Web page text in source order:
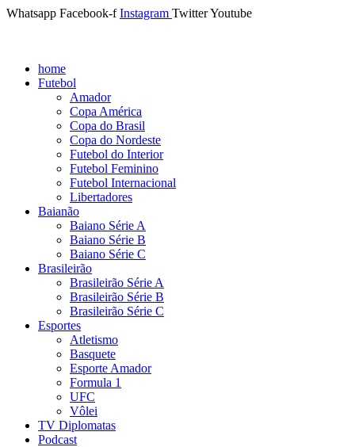
Whatsapp Facebook-f Instagram TwitterYoutube
home
Futebol
Amador
Copa América
Copa do Brasil
Copa do Nordeste
Futebol do Interior
Futebol Feminino
Futebol Internacional
Libertadores
Baianão
Baiano Série A
Baiano Série B
Baiano Série C
Brasileirão
Brasileirão Série A
Brasileirão Série B
Brasileirão Série C
Esportes
Atletismo
Basquete
Esporte Amador
Formula 1
UFC
Vôlei
TV Diplomatas
Podcast